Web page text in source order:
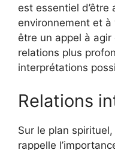
est essentiel
environnement et
être un appel à
relations plus
interprétations
Relations
Sur le plan
rappelle